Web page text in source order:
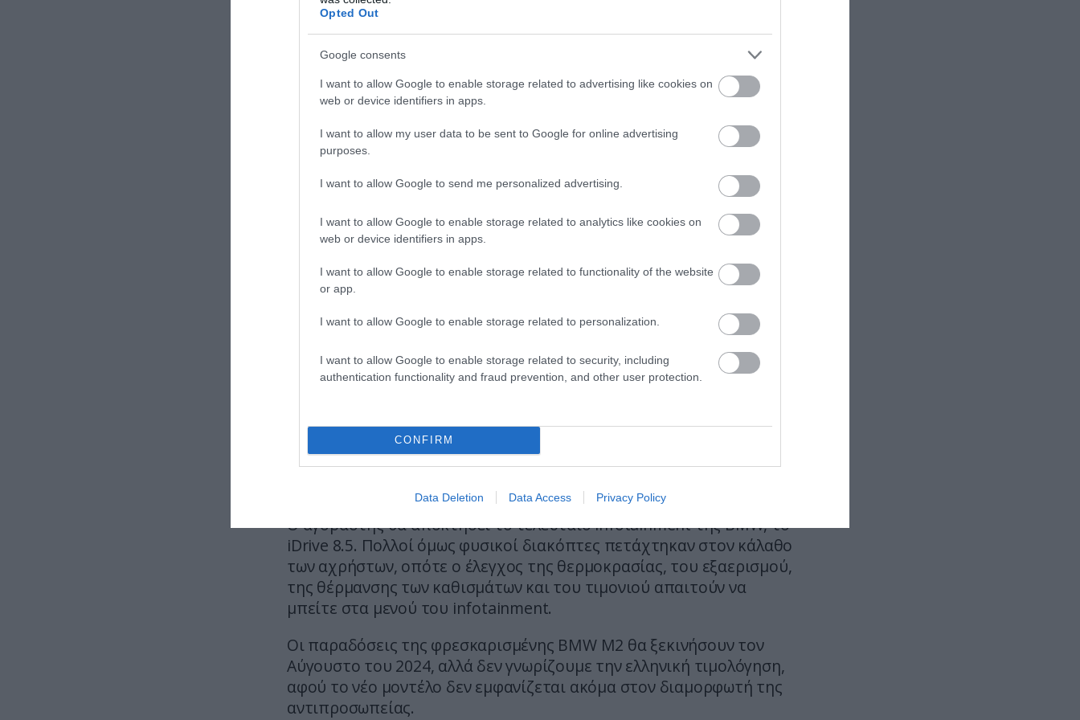
Opted Out
Google consents
I want to allow Google to enable storage related to advertising like cookies on
web or device identifiers in apps.
I want to allow my user data to be sent to Google for online advertising
purposes.
I want to allow Google to send me personalized advertising.
I want to allow Google to enable storage related to analytics like cookies on
web or device identifiers in apps.
I want to allow Google to enable storage related to functionality of the website
or app.
I want to allow Google to enable storage related to personalization.
I want to allow Google to enable storage related to security, including
authentication functionality and fraud prevention, and other user protection.
CONFIRM
Data Deletion Data Access Privacy Policy
Το οπτικό φρεσκάρισμα έχει επιφέρει ελάχιστες αλλαγές στο
αμάξωμα, με τις κυριότερες να αφορούν το μαύρισμα των τεσσάρων
απολήξεων της εξάτμισης, το ασήμωμα στις ζάντες και τα τρία
επιπλέον χρώματα βαφής.
Στην καμπίνα, τα καλά νέα αφορούν στα M Carbon μπάκετ
καθίσματα. Μπορούν να παραγγελθούν ξεχωριστά κι όχι μόνο στο
ακριβό έξτρα Carbon Fiber πακέτο, όπως συνέβαινε μέχρι τώρα.
Ο αγοραστής θα αποκτήσει το τελευταίο infotainment της BMW, το
iDrive 8.5. Πολλοί όμως φυσικοί διακόπτες πετάχτηκαν στον κάλαθο
των αχρήστων, οπότε ο έλεγχος της θερμοκρασίας, του εξαερισμού,
της θέρμανσης των καθισμάτων και του τιμονιού απαιτούν να
μπείτε στα μενού του infotainment.
Οι παραδόσεις της φρεσκαρισμένης BMW M2 θα ξεκινήσουν τον
Αύγουστο του 2024, αλλά δεν γνωρίζουμε την ελληνική τιμολόγηση,
αφού το νέο μοντέλο δεν εμφανίζεται ακόμα στον διαμορφωτή της
αντιπροσωπείας.